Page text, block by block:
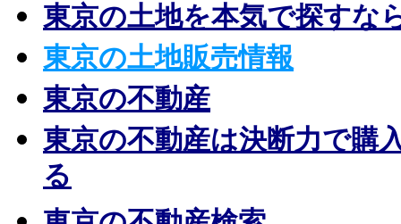
東京の土地を本気で探すな
東京の土地販売情報
東京の不動産
東京の不動産は決断力で購
る